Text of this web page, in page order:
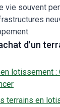
vie souvent
d'un
lotissement :
terrains en